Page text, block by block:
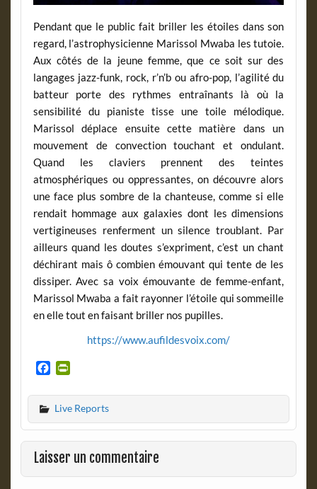
Pendant que le public fait briller les étoiles dans son
regard, l’astrophysicienne Marissol Mwaba les tutoie.
Aux côtés de la jeune femme, que ce soit sur des
langages jazz-funk, rock, r’n’b ou afro-pop, l’agilité du
batteur porte des rythmes entraînants là où la
sensibilité du pianiste tisse une toile mélodique.
Marissol déplace ensuite cette matière dans un
mouvement de convection touchant et ondulant.
Quand les claviers prennent des teintes
atmosphériques ou oppressantes, on découvre alors
une face plus sombre de la chanteuse, comme si elle
rendait hommage aux galaxies dont les dimensions
vertigineuses renferment un silence troublant. Par
ailleurs quand les doutes s’expriment, c’est un chant
déchirant mais ô combien émouvant qui tente de les
dissiper. Avec sa voix émouvante de femme-enfant,
Marissol Mwaba a fait rayonner l’étoile qui sommeille
en elle tout en faisant briller nos pupilles.
https://www.aufildesvoix.com/
c
e
b
o
o
k
i
n
t
F
r
e
Live Reports
Laisser un commentaire